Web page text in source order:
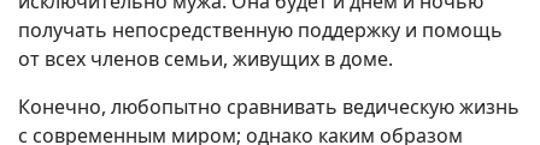
получать непосредственную поддержку и помощь
от всех членов семьи, живущих в доме.
Конечно, любопытно сравнивать ведическую жизнь
с современным миром; однако каким образом